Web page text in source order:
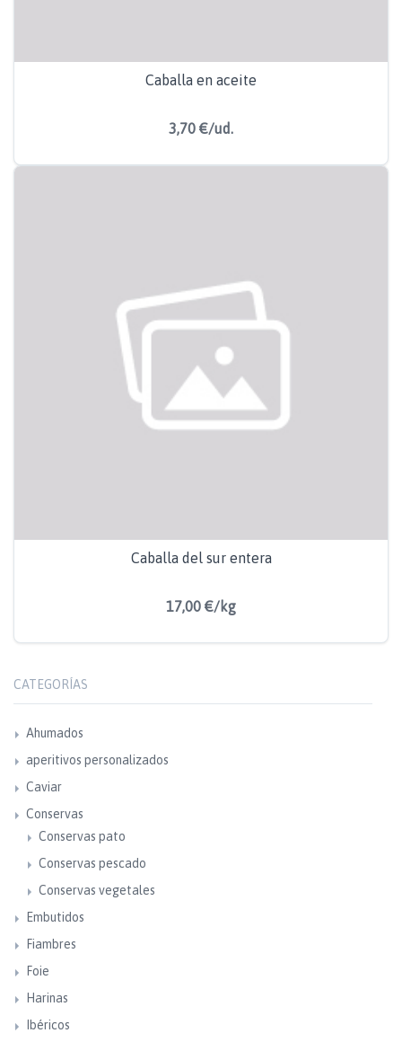
Caballa en aceite
3,70 €/ud.
Caballa del sur entera
17,00 €/kg
CATEGORÍAS
Ahumados
aperitivos personalizados
Caviar
Conservas
Conservas pato
Conservas pescado
Conservas vegetales
Embutidos
Fiambres
Foie
Harinas
Ibéricos